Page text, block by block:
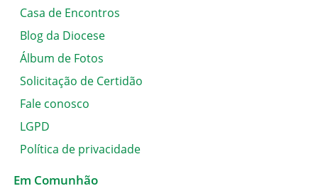
Casa de Encontros
Blog da Diocese
Álbum de Fotos
Solicitação de Certidão
Fale conosco
LGPD
Política de privacidade
Em Comunhão